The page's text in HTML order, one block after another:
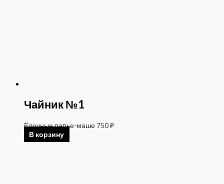
Чайник №1
Ёлочные папье-маше 750₽
В корзину